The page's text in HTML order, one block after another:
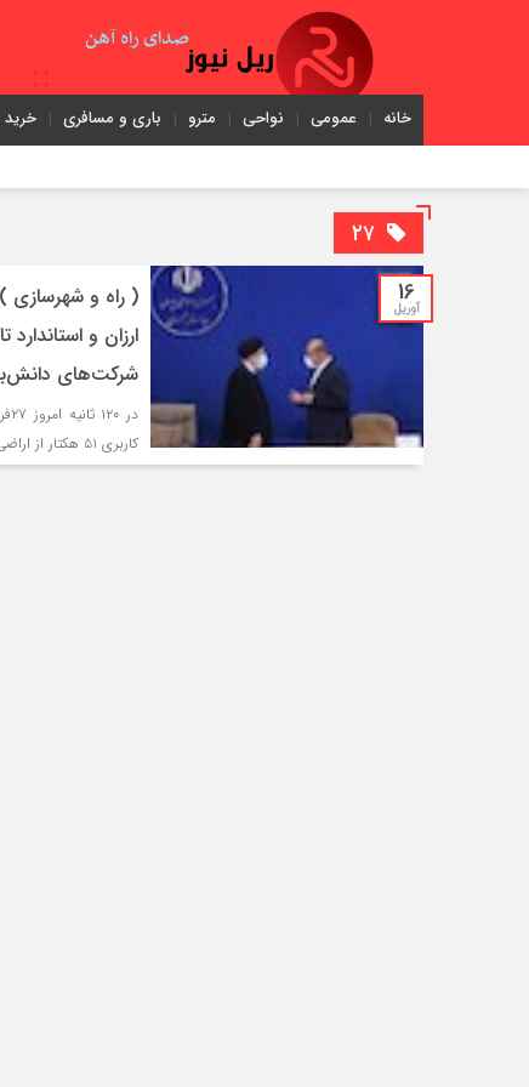
خانه عمومی نواحی مترو باری و مسافری خرید
16
آوریل
شرکت‌های
کاربری ۵۱ هکتار از اراضی پردیس برای فعالیت شرکت‌های دانش‌بنیان مورد اشاره قرار گرفت.